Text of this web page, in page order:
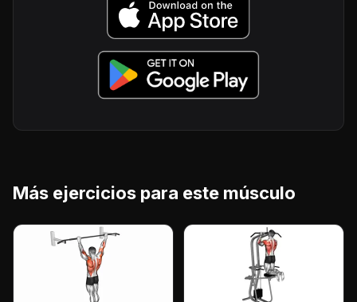
Más ejercicios para este músculo